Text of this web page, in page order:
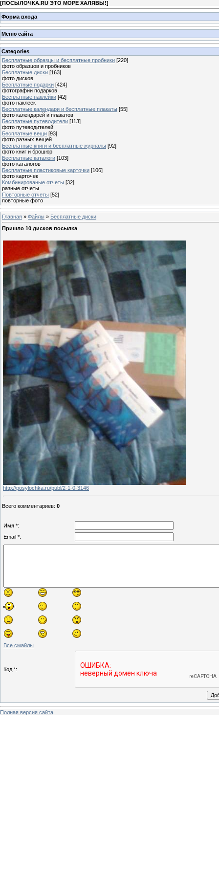
[ПОСЫЛОЧКА.RU ЭТО МОРЕ ХАЛЯВЫ!]
Форма входа
Меню сайта
Categories
Бесплатные образцы и бесплатные пробники [220]
фото образцов и пробников
Бесплатные диски [163]
фото дисков
Бесплатные подарки [424]
фотографии подарков
Бесплатные наклейки [42]
фото наклеек
Бесплатные календари и бесплатные плакаты [55]
фото календарей и плакатов
Бесплатные путеводители [113]
фото путеводителей
Бесплатные вещи [93]
фото разных вещей
Бесплатные книги и бесплатные журналы [92]
фото книг и брошюр
Бесплатные каталоги [103]
фото каталогов
Бесплатные пластиковые карточки [106]
фото карточек
Комбинированые отчеты [32]
разные отчеты
Повторные отчеты [52]
повторные фото
Главная » Файлы » Бесплатные диски
Пришло 10 дисков посылка
http://posylochka.ru/publ/2-1-0-3146
Всего комментариев: 0
Имя *:
Email *:
Все смайлы
Код *:
Полная версия сайта